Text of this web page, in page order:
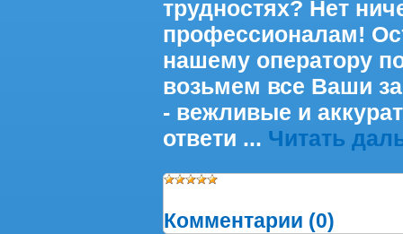
трудностях? Нет
профессионалам!
нашему оператору
возьмем все Ваши
- вежливые и
ответи ... Читать
Комментарии (0)